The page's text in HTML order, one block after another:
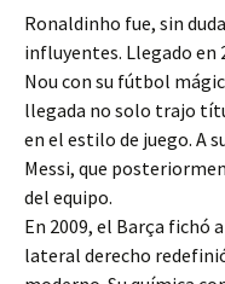
Ronaldinho fue, sin
influyentes. Llegado en
Nou con su fútbol
llegada no solo trajo
en el estilo de juego. A
Messi, que
del equipo.
En 2009, el Barça fichó
lateral derecho